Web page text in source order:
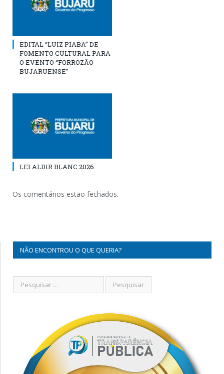
EDITAL “LUIZ PIABA” DE
FOMENTO CULTURAL PARA
O EVENTO “FORROZÃO
BUJARUENSE”
LEI ALDIR BLANC 2026
Os comentários estão fechados.
NÃO ENCONTROU O QUE QUERIA?